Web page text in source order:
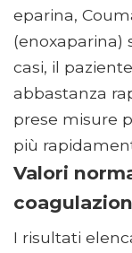
eparina,
(enoxaparina)
casi, il
abbastanza
prese misure
più
Valori
I risultati